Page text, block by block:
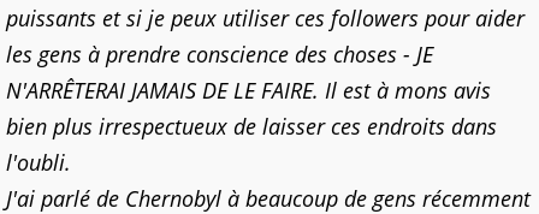
puissants et si je peux utiliser ces followers pour aider
les gens à prendre conscience des choses - JE
N'ARRÊTERAI JAMAIS DE LE FAIRE. Il est à mons avis
bien plus irrespectueux de laisser ces endroits dans
l'oubli.
J'ai parlé de Chernobyl à beaucoup de gens récemment